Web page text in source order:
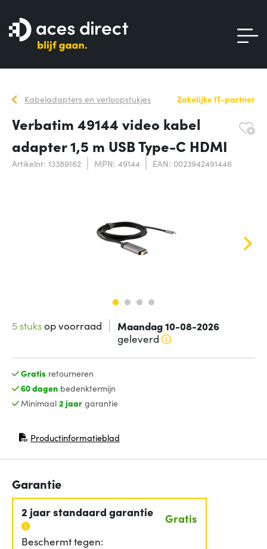
Kabeladapters en verloopstukjes Zakelijke IT-partner
Verbatim 49144 video kabel
adapter 1,5 m USB Type-C HDMI
Artikelnr: 13389162 MPN: 49144 EAN: 0023942491446
5 stuksop voorraad Maandag 10-08-2026
geleverd
Gratis retourneren
60 dagenbedenktermijn
Minimaal 2 jaargarantie
Productinformatieblad
(opent in nieuw venster)
Garantie
2 jaar standaard garantie Gratis
Beschermt tegen: